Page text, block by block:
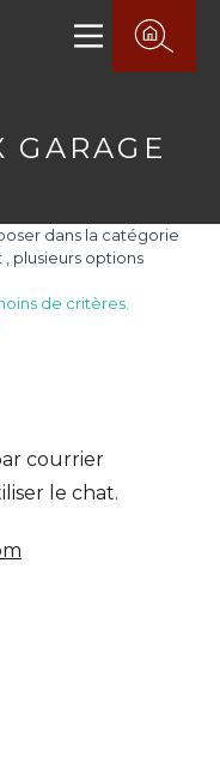
GARAGE
dans la catégorie
plusieurs options
de critères.
courrier
le chat.